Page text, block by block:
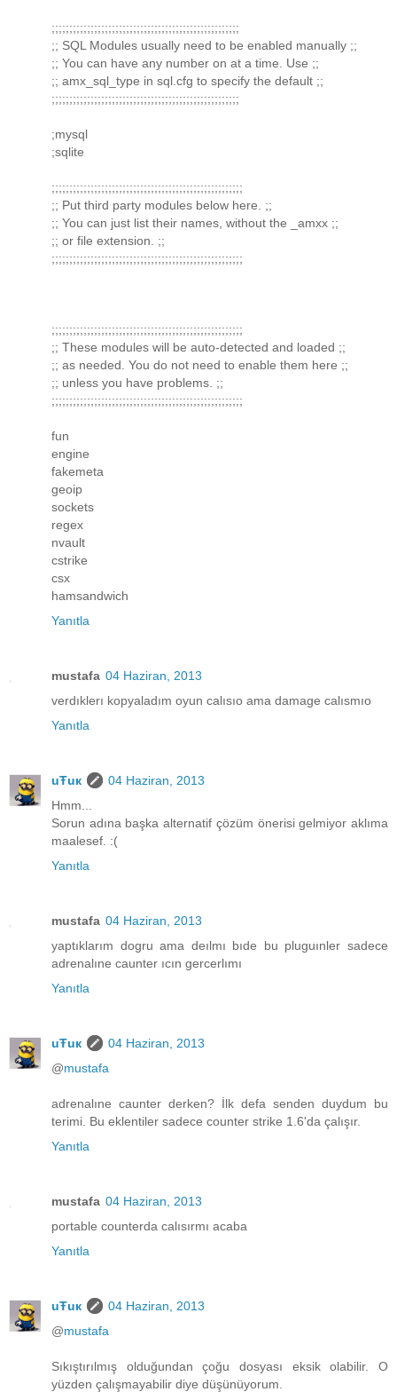
;;;;;;;;;;;;;;;;;;;;;;;;;;;;;;;;;;;;;;;;;;;;;;;;;;;;;
;; SQL Modules usually need to be enabled manually ;;
;; You can have any number on at a time. Use ;;
;; amx_sql_type in sql.cfg to specify the default ;;
;;;;;;;;;;;;;;;;;;;;;;;;;;;;;;;;;;;;;;;;;;;;;;;;;;;;;
;mysql
;sqlite
;;;;;;;;;;;;;;;;;;;;;;;;;;;;;;;;;;;;;;;;;;;;;;;;;;;;;;
;; Put third party modules below here. ;;
;; You can just list their names, without the _amxx ;;
;; or file extension. ;;
;;;;;;;;;;;;;;;;;;;;;;;;;;;;;;;;;;;;;;;;;;;;;;;;;;;;;;
;;;;;;;;;;;;;;;;;;;;;;;;;;;;;;;;;;;;;;;;;;;;;;;;;;;;;;
;; These modules will be auto-detected and loaded ;;
;; as needed. You do not need to enable them here ;;
;; unless you have problems. ;;
;;;;;;;;;;;;;;;;;;;;;;;;;;;;;;;;;;;;;;;;;;;;;;;;;;;;;;
fun
engine
fakemeta
geoip
sockets
regex
nvault
cstrike
csx
hamsandwich
Yanıtla
mustafa 04 Haziran, 2013
verdıklerı kopyaladım oyun calısıo ama damage calısmıo
Yanıtla
uŦuк
04 Haziran, 2013
Hmm...
Sorun adına başka alternatif çözüm önerisi gelmiyor aklıma
maalesef. :(
Yanıtla
mustafa 04 Haziran, 2013
yaptıklarım dogru ama deılmı bıde bu pluguınler sadece
adrenalıne caunter ıcın gercerlımı
Yanıtla
uŦuк
04 Haziran, 2013
@mustafa
adrenalıne caunter derken? İlk defa senden duydum bu
terimi. Bu eklentiler sadece counter strike 1.6'da çalışır.
Yanıtla
mustafa 04 Haziran, 2013
portable counterda calısırmı acaba
Yanıtla
uŦuк
04 Haziran, 2013
@mustafa
Sıkıştırılmış olduğundan çoğu dosyası eksik olabilir. O
yüzden çalışmayabilir diye düşünüyorum.